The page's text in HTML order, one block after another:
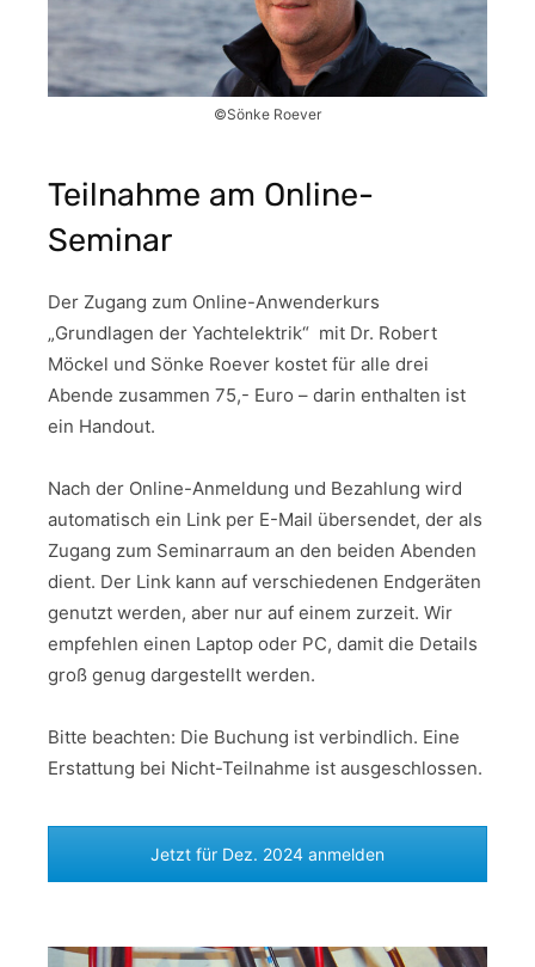
©Sönke Roever
Teilnahme am Online-
Seminar
Der Zugang zum Online-Anwenderkurs
„Grundlagen der Yachtelektrik“ mit Dr. Robert
Möckel und Sönke Roever kostet für alle drei
Abende zusammen 75,- Euro – darin enthalten ist
ein Handout.
Nach der Online-Anmeldung und Bezahlung wird
automatisch ein Link per E-Mail übersendet, der als
Zugang zum Seminarraum an den beiden Abenden
dient. Der Link kann auf verschiedenen Endgeräten
genutzt werden, aber nur auf einem zurzeit. Wir
empfehlen einen Laptop oder PC, damit die Details
groß genug dargestellt werden.
Bitte beachten: Die Buchung ist verbindlich. Eine
Erstattung bei Nicht-Teilnahme ist ausgeschlossen.
Jetzt für Dez. 2024 anmelden